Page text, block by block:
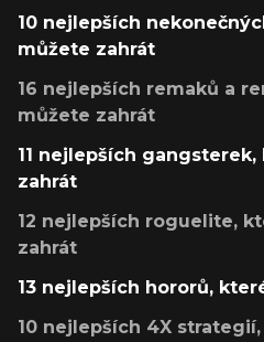
10 nejlepších
můžete zahrát
16 nejlepších remaků a
můžete zahrát
11 nejlepších
zahrát
12 nejlepších roguelite,
zahrát
13 nejlepších hororů,
10 nejlepších 4X